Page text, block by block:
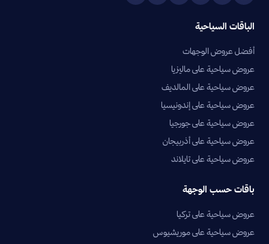
الباقات السياحية
أفضل عروض الوجهات
عروض سياحية على ماليزيا
عروض سياحية على المالديف
عروض سياحية على إندونيسيا
عروض سياحية على جورجيا
عروض سياحية على أذربيجان
عروض سياحية على تايلاند
باقات حسب الوجهة
عروض سياحية على تركيا
عروض سياحية على موريشيوس